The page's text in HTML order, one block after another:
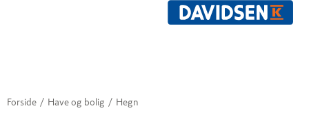
Forside / Have og bolig / Hegn